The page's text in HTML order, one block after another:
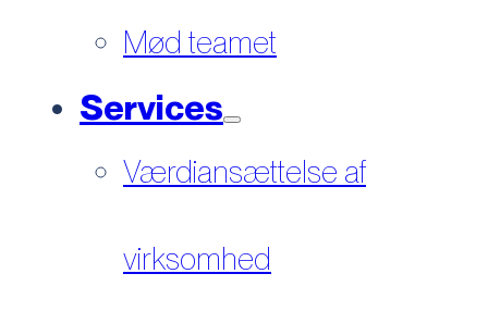
Mød teamet
Services
Værdiansættelse af
virksomhed